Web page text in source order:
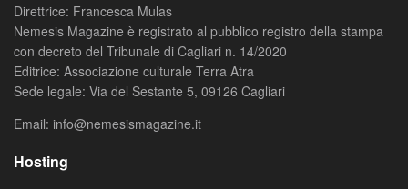
Direttrice: Francesca Mulas
Nemesis Magazine è registrato al pubblico registro della stampa
con decreto del Tribunale di Cagliari n. 14/2020
Editrice: Associazione culturale Terra Atra
Sede legale: Via del Sestante 5, 09126 Cagliari
Email: info@nemesismagazine.it
Hosting